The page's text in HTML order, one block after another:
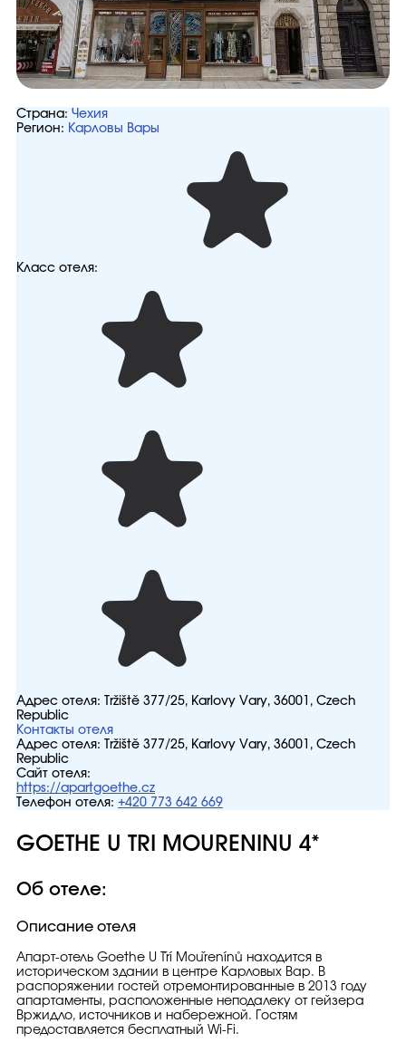
Страна: Чехия
Регион: Карловы Вары
Класс отеля:
Адрес отеля:
Tržiště 377/25, Karlovy Vary, 36001, Czech
Republic
Контакты отеля
Адрес отеля:
Tržiště 377/25, Karlovy Vary, 36001, Czech
Republic
Сайт отеля:
https://apartgoethe.cz
Телефон отеля: +420 773 642 669
GOETHE U TRI MOURENINU 4*
Об отеле:
Описание отеля
Апарт-отель Goethe U Tří Mouřenínů находится в
историческом здании в центре Карловых Вар. В
распоряжении гостей отремонтированные в 2013 году
апартаменты, расположенные неподалеку от гейзера
Вржидло, источников и набережной. Гостям
предоставляется бесплатный Wi-Fi.